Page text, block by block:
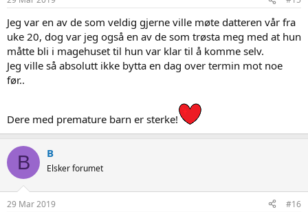
Jeg var en av de som veldig gjerne ville møte datteren vår fra
uke 20, dog var jeg også en av de som trøsta meg med at hun
måtte bli i magehuset til hun var klar til å komme selv.
Jeg ville så absolutt ikke bytta en dag over termin mot noe
før..
Dere med premature barn er sterke!
B B
Elsker forumet
29 Mar 2019 #16